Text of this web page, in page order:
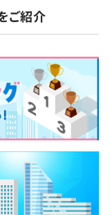
マネジメントをし
スペシャリスト方
ネジメント方面に
います。
ご紹介